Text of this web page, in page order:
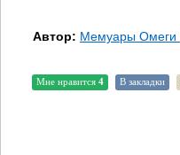
Автор: Мемуары Омеги
Мне нравится 4 В закладки